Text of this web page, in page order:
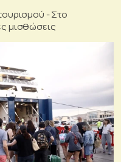
- Στο
μισθώσεις